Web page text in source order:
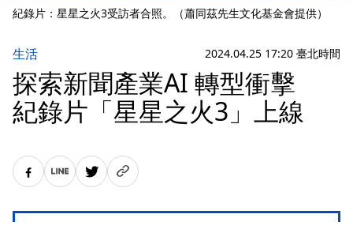
紀錄片：星星之火3受訪者合照。（蕭同茲先生文化基金會提供）
生活 2024.04.25 17:20 臺北時間
探索新聞產業AI 轉型衝擊
紀錄片「星星之火3」上線